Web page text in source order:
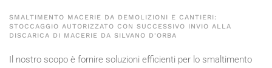
SMALTIMENTO MACERIE DA DEMOLIZIONI E CANTIERI:
STOCCAGGIO AUTORIZZATO CON SUCCESSIVO INVIO ALLA
DISCARICA DI MACERIE DA SILVANO D'ORBA
Il nostro scopo è fornire soluzioni efficienti per lo smaltimento